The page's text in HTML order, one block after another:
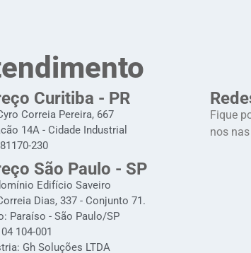
Curitiba - PR
Correia Pereira, 667
14A - Cidade Industrial
230
São Paulo - SP
Edifício Saveiro
Dias, 337 - Conjunto 71.
Paraíso - São Paulo/SP
104-001
Gh Soluções LTDA
Fique
nos